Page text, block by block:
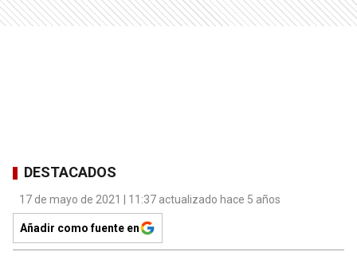
DESTACADOS
17 de mayo de 2021 | 11:37 actualizado hace 5 años
Añadir como fuente en